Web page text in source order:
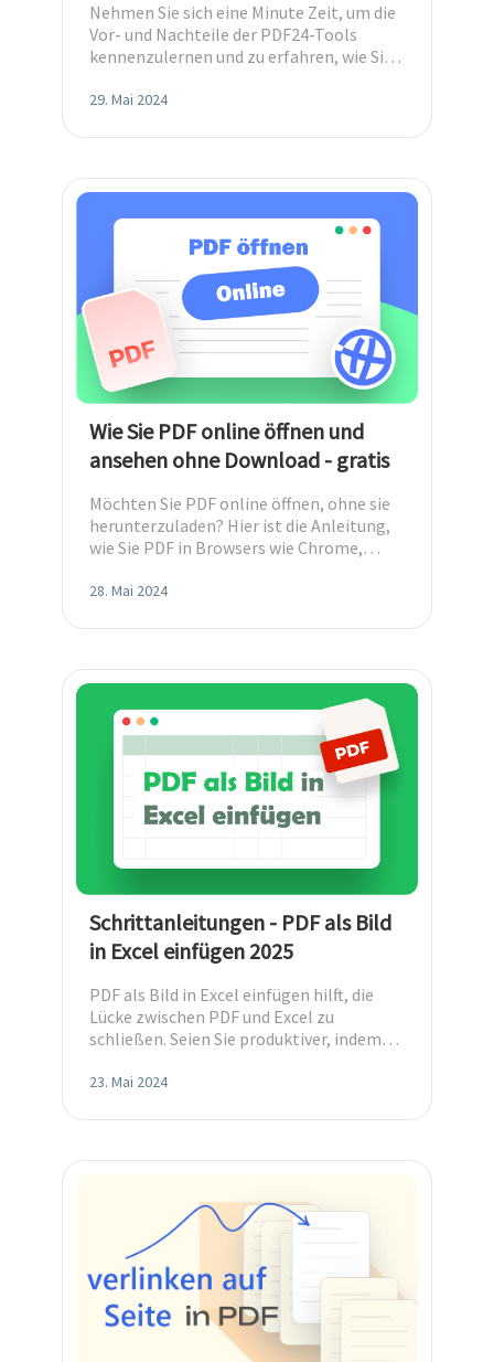
Nehmen Sie sich eine Minute Zeit, um die
Vor- und Nachteile der PDF24-Tools
kennenzulernen und zu erfahren, wie Sie
29. Mai 2024
Wie Sie PDF online öffnen und
ansehen ohne Download - gratis
Möchten Sie PDF online öffnen, ohne sie
herunterzuladen? Hier ist die Anleitung,
wie Sie PDF in Browsers wie Chrome,
28. Mai 2024
Schrittanleitungen - PDF als Bild
in Excel einfügen 2025
PDF als Bild in Excel einfügen hilft, die
Lücke zwischen PDF und Excel zu
schließen. Seien Sie produktiver, indem
beherrschen!
23. Mai 2024